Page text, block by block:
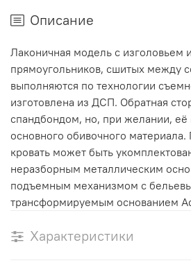
Описание
Лаконичная модель с изголовьем
прямоугольников, сшитых между
выполняются по технологии
изготовлена из ДСП. Обратная
спандбондом, но, при желании,
основного обивочного
кровать может быть
неразборным металлическим
подъемным механизмом с
трансформируемым основанием
Характеристики